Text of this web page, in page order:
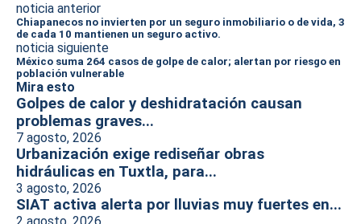
noticia anterior
Chiapanecos no invierten por un seguro inmobiliario o de vida, 3
de cada 10 mantienen un seguro activo.
noticia siguiente
México suma 264 casos de golpe de calor; alertan por riesgo en
población vulnerable
Mira esto
Golpes de calor y deshidratación causan
problemas graves...
7 agosto, 2026
Urbanización exige rediseñar obras
hidráulicas en Tuxtla, para...
3 agosto, 2026
SIAT activa alerta por lluvias muy fuertes en...